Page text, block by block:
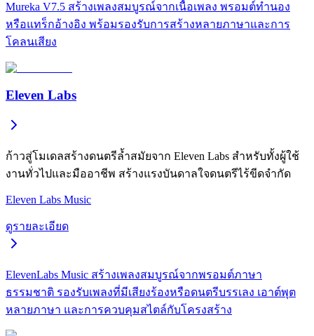
Mureka V7.5 สร้างเพลงสมบูรณ์จากเนื้อเพลง พรอมต์ทำนอง
หรือแทร็กอ้างอิง พร้อมรองรับการสร้างหลายภาษาและการ
โคลนเสียง
Eleven Labs
ก้าวสู่โมเดลสร้างดนตรีล้ำสมัยจาก Eleven Labs สำหรับทั้งผู้ใช้
งานทั่วไปและมืออาชีพ สร้างแรงบันดาลใจดนตรีไร้ขีดจำกัด
Eleven Labs Music
ดูรายละเอียด
ElevenLabs Music สร้างเพลงสมบูรณ์จากพรอมต์ภาษา
ธรรมชาติ รองรับเพลงที่มีเสียงร้องหรือดนตรีบรรเลง เอาต์พุต
หลายภาษา และการควบคุมสไตล์กับโครงสร้าง